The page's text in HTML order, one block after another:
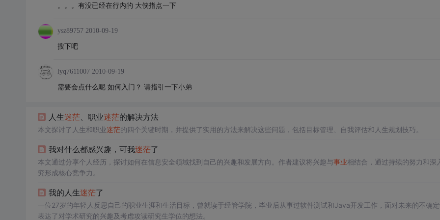
。。。有没已经在行内的 大侠指点一下
ysz89757 2010-09-19
搜下吧
lyq7611007 2010-09-19
需要会点什么呢 如何入门？ 请指引一下小弟
人生迷茫、职业迷茫的解决方法
本文探讨了人生和职业迷茫的四个关键时期，并提供了实用的方法来解决这些问题，包括目标管理、自我评估和人生规划技巧。
我对什么都感兴趣，可我迷茫了
本文通过分享个人经历，探讨如何在信息安全领域找到自己的兴趣和发展方向。作者建议将兴趣与事业相结合，通过持续的努力和深
究形成核心竞争力。
我的人生迷茫了
一位27岁的年轻人反思自己的职业生涯和生活目标，曾就读于经管学院，毕业后从事过软件测试和Java开发工作，面对未来的不确定
表达了对学术研究的兴趣及考虑攻读研究生学位的想法。